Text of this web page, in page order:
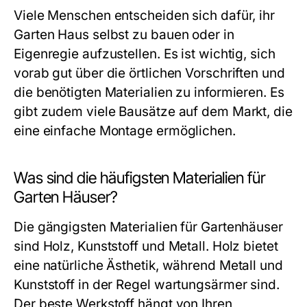
Viele Menschen entscheiden sich dafür, ihr
Garten Haus selbst zu bauen oder in
Eigenregie aufzustellen. Es ist wichtig, sich
vorab gut über die örtlichen Vorschriften und
die benötigten Materialien zu informieren. Es
gibt zudem viele Bausätze auf dem Markt, die
eine einfache Montage ermöglichen.
Was sind die häufigsten Materialien für
Garten Häuser?
Die gängigsten Materialien für Gartenhäuser
sind Holz, Kunststoff und Metall. Holz bietet
eine natürliche Ästhetik, während Metall und
Kunststoff in der Regel wartungsärmer sind.